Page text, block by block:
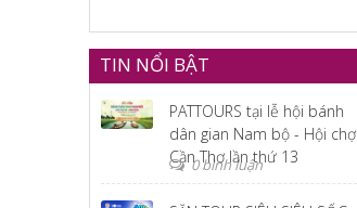
TIN NỔI BẬT
PATTOURS tại lễ hội bánh
dân gian Nam bộ - Hội chợ
Cần Thơ lần thứ 13
0 bình luận